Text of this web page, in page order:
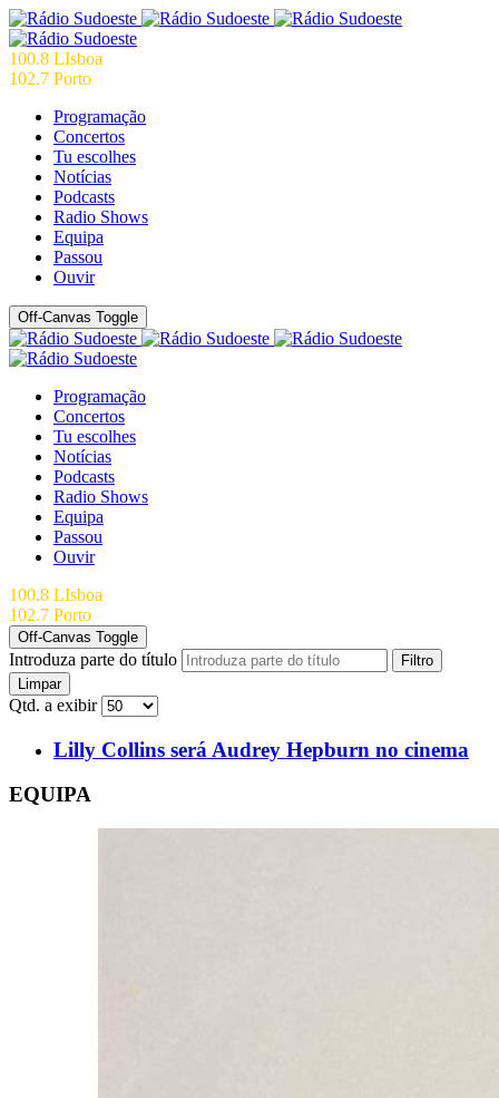
100.8 LIsboa
102.7 Porto
Programação
Concertos
Tu escolhes
Notícias
Podcasts
Radio Shows
Equipa
Passou
Ouvir
Off-Canvas Toggle
Programação
Concertos
Tu escolhes
Notícias
Podcasts
Radio Shows
Equipa
Passou
Ouvir
100.8 LIsboa
102.7 Porto
Off-Canvas Toggle
Introduza parte do título
Filtro
Limpar
Qtd. a exibir
Lilly Collins será Audrey Hepburn no cinema
EQUIPA